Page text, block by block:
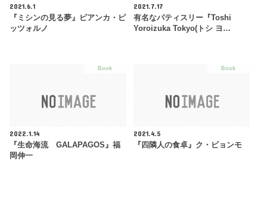
2021.6.1
『ミシンの見る夢』ビアンカ・ピ
ッツォルノ
2021.7.17
有名なパティスリー『Toshi
Yoroizuka Tokyo(トシ ヨ…
Book
2022.1.14
『生命海流 GALAPAGOS』福
岡伸一
Book
2021.4.5
『四隣人の食卓』ク・ビョンモ